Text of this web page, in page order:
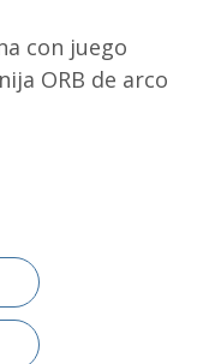
con juego
ORB de arco